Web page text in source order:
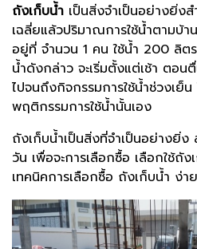
ถังเก็บน้ำ เป็นสิ่งจำเป็นอย่างยิ่ง
เฉลี่ยแล้วปริมาณการใช้น้ำตามบ้า
อยู่ที่ จำนวน 1 คน ใช้น้ำ 200 ลิ
น้ำดังกล่าว จะเริ่มตั้งแต่เช้า ตอน
ไปจนถึงกิจกรรมการใช้น้ำช่วงเย็
พฤติกรรมการใช้น้ำนั้นเอง
ถังเก็บน้ำเป็นสิ่งที่จำเป็นอย่างยิ่ง
วัน เพื่อจะการเลือกซื้อ เลือกใช้ถัง
เทคนิคการเลือกซื้อ ถังเก็บน้ำ ง่